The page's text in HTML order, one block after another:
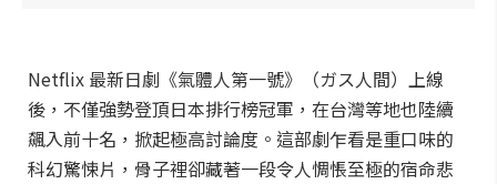
Netflix 最新日劇《氣體人第一號》（ガス人間）上線
後，不僅強勢登頂日本排行榜冠軍，在台灣等地也陸續
飆入前十名，掀起極高討論度。這部劇乍看是重口味的
科幻驚悚片，骨子裡卻藏著一段令人惆悵至極的宿命悲